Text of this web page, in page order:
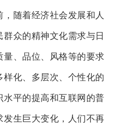
随着经济社会发展和人
众的精神文化需求与日
量、品位、风格等的要求
样化、多层次、个性化的
水平的提高和互联网的普
发生巨大变化，人们不再